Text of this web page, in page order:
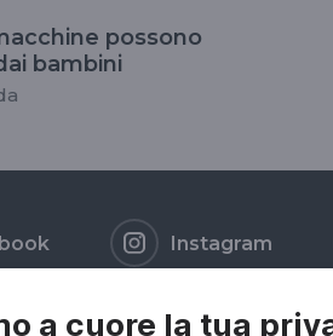
a cuore la tua
possono
bambini
Instagram